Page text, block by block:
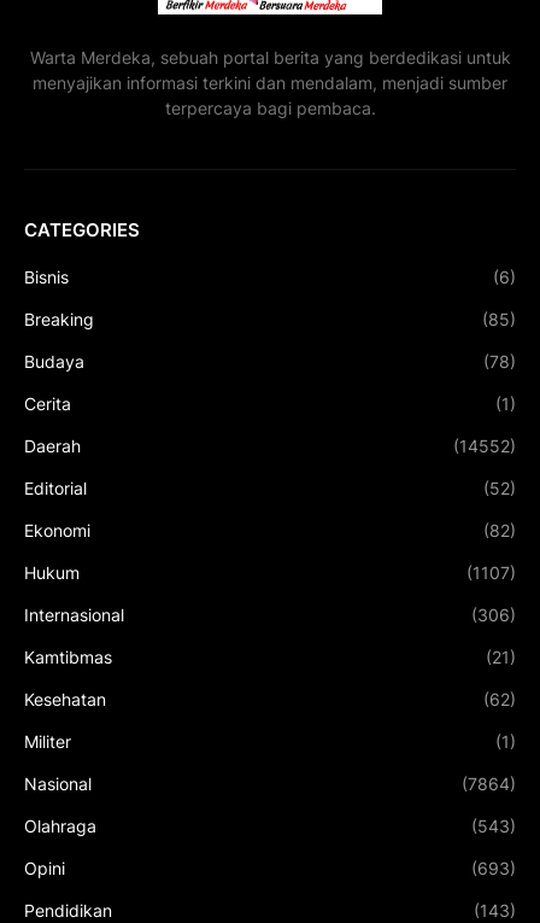
Warta Merdeka, sebuah portal berita yang berdedikasi untuk
menyajikan informasi terkini dan mendalam, menjadi sumber
terpercaya bagi pembaca.
CATEGORIES
Bisnis (6)
Breaking (85)
Budaya (78)
Cerita (1)
Daerah (14552)
Editorial (52)
Ekonomi (82)
Hukum (1107)
Internasional (306)
Kamtibmas (21)
Kesehatan (62)
Militer (1)
Nasional (7864)
Olahraga (543)
Opini (693)
Pendidikan (143)